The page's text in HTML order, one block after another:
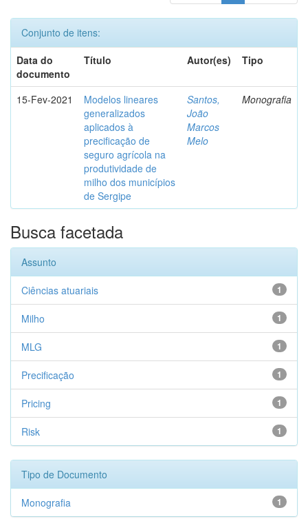
Conjunto de itens:
Data do
documento
Título Autor(es) Tipo
15-Fev-2021
Modelos lineares
generalizados
aplicados à
precificação de
seguro agrícola na
produtividade de
milho dos municípios
de Sergipe
Santos,
João
Marcos
Melo
Monografia
Busca facetada
Assunto
1
Ciências atuariais
1
Milho
1
MLG
1
Precificação
1
Pricing
1
Risk
Tipo de Documento
1
Monografia